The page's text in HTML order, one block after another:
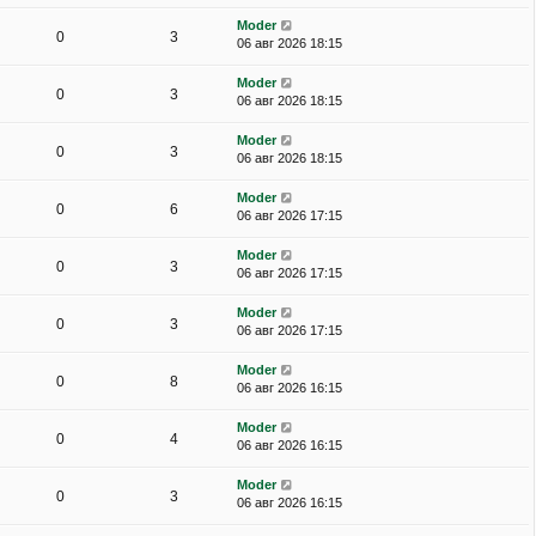
0 3
Moder
06 авг 2026 18:15
0 3
Moder
06 авг 2026 18:15
0 3
Moder
06 авг 2026 18:15
0 6
Moder
06 авг 2026 17:15
0 3
Moder
06 авг 2026 17:15
0 3
Moder
06 авг 2026 17:15
0 8
Moder
06 авг 2026 16:15
0 4
Moder
06 авг 2026 16:15
0 3
Moder
06 авг 2026 16:15